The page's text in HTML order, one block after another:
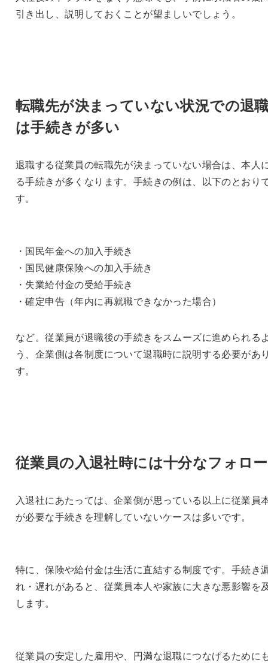
引き出し、説明しておくことが望ましいでしょう。
転職先が決まっていない状況での退
は手続きが多い
退職する従業員の転職先が決まっていない場合は、本人
る手続きが多くなります。手続きの例は、以下のとおり
す。
・国民年金への加入手続き
・国民健康保険への加入手続き
・失業給付金の受給手続き
・確定申告（年内に再就職できなかった場合）
など。従業員が退職後の手続きをスムーズに進められる
う、企業側は各制度について退職時に説明する必要があ
す。
従業員の入退社時には十分なフォロ
入退社にあたっては、企業側が思っている以上に従業員
が必要な手続きを理解していないケースは多いです。
特に、保険や給付金は生活に直結する制度です。手続き
れ・遅れがあると、従業員本人や家族に大きな悪影響を
します。
従業員の安定した雇用や、円満な退職につなげるために